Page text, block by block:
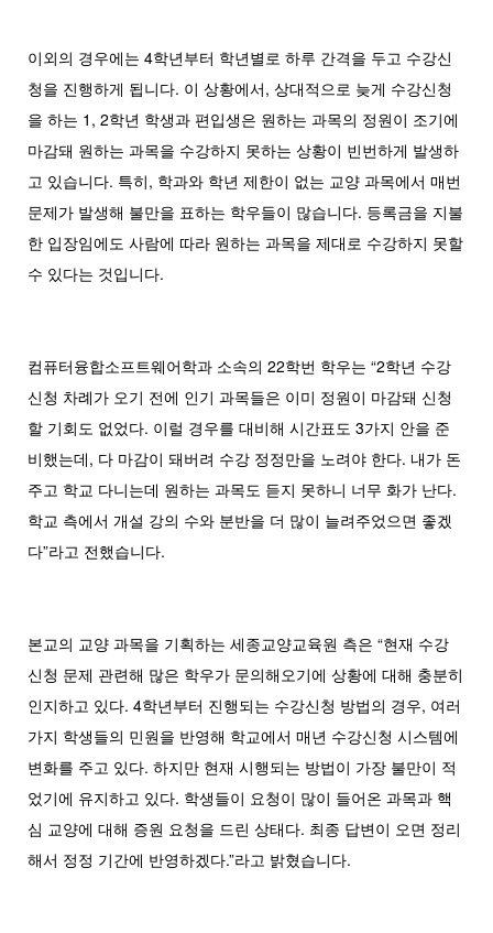
이외의 경우에는 4학년부터 학년별로 하루 간격을 두고 수강신
청을 진행하게 됩니다. 이 상황에서, 상대적으로 늦게 수강신청
을 하는 1, 2학년 학생과 편입생은 원하는 과목의 정원이 조기에
마감돼 원하는 과목을 수강하지 못하는 상황이 빈번하게 발생하
고 있습니다. 특히, 학과와 학년 제한이 없는 교양 과목에서 매번
문제가 발생해 불만을 표하는 학우들이 많습니다. 등록금을 지불
한 입장임에도 사람에 따라 원하는 과목을 제대로 수강하지 못할
수 있다는 것입니다.
컴퓨터융합소프트웨어학과 소속의 22학번 학우는 “2학년 수강
신청 차례가 오기 전에 인기 과목들은 이미 정원이 마감돼 신청
할 기회도 없었다. 이럴 경우를 대비해 시간표도 3가지 안을 준
비했는데, 다 마감이 돼버려 수강 정정만을 노려야 한다. 내가 돈
주고 학교 다니는데 원하는 과목도 듣지 못하니 너무 화가 난다.
학교 측에서 개설 강의 수와 분반을 더 많이 늘려주었으면 좋겠
다”라고 전했습니다.
본교의 교양 과목을 기획하는 세종교양교육원 측은 “현재 수강
신청 문제 관련해 많은 학우가 문의해오기에 상황에 대해 충분히
인지하고 있다. 4학년부터 진행되는 수강신청 방법의 경우, 여러
가지 학생들의 민원을 반영해 학교에서 매년 수강신청 시스템에
변화를 주고 있다. 하지만 현재 시행되는 방법이 가장 불만이 적
었기에 유지하고 있다. 학생들이 요청이 많이 들어온 과목과 핵
심 교양에 대해 증원 요청을 드린 상태다. 최종 답변이 오면 정리
해서 정정 기간에 반영하겠다.”라고 밝혔습니다.